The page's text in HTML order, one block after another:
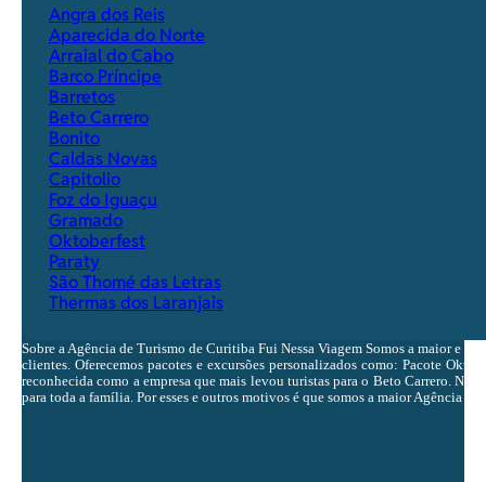
Angra dos Reis
Aparecida do Norte
Arraial do Cabo
Barco Príncipe
Barretos
Beto Carrero
Bonito
Caldas Novas
Capitolio
Foz do Iguaçu
Gramado
Oktoberfest
Paraty
São Thomé das Letras
Thermas dos Laranjais
Sobre a Agência de Turismo de Curitiba Fui Nessa Viagem Somos a maior e
clientes. Oferecemos pacotes e excursões personalizados como: Pacote
reconhecida como a empresa que mais levou turistas para o Beto Carrero.
para toda a família. Por esses e outros motivos é que somos a maior Agência